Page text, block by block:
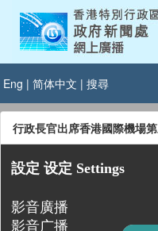
Eng | 简体中文 | 搜尋
行政長官出席香港國際機場